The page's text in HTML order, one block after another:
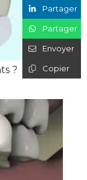
?
Partager
Partager
Envoyer
Copier